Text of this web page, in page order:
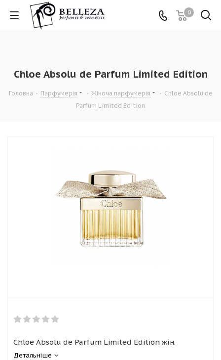
0
Chloe Absolu de Parfum Limited Edition
Головна - Парфумерія - Жіноча парфумерія - Chloe Absolu de
Parfum Limited Edition
Chloe Absolu de Parfum Limited Edition жін.
Детальніше